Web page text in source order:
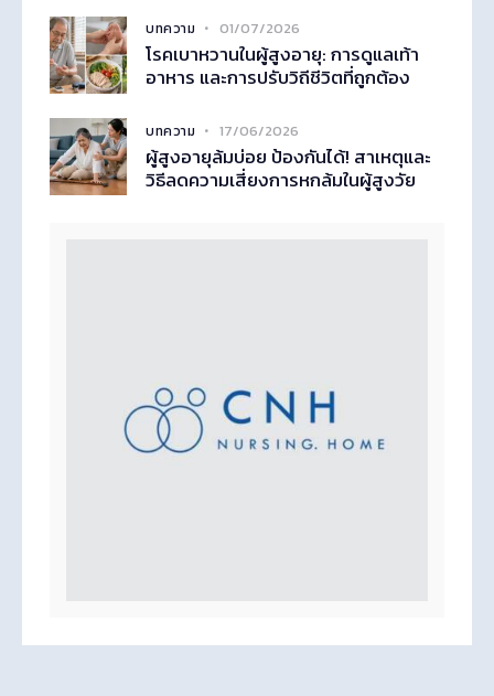
บทความ 01/07/2026
โรคเบาหวานในผู้สูงอายุ: การดูแลเท้า
อาหาร และการปรับวิถีชีวิตที่ถูกต้อง
บทความ 17/06/2026
ผู้สูงอายุล้มบ่อย ป้องกันได้! สาเหตุและ
วิธีลดความเสี่ยงการหกล้มในผู้สูงวัย